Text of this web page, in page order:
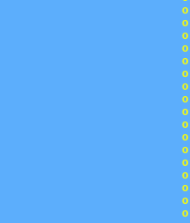
o
o
o
o
o
o
o
o
o
o
o
o
o
o
o
o
o